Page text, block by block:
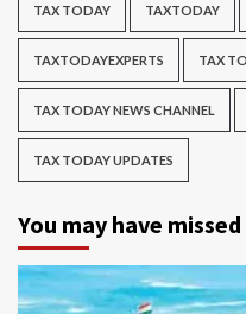
TAX TODAY TAXTODAY
TAXTODAYEXPERTS TAX
TAX TODAY NEWS CHANNEL
TAX TODAY UPDATES
You may have missed